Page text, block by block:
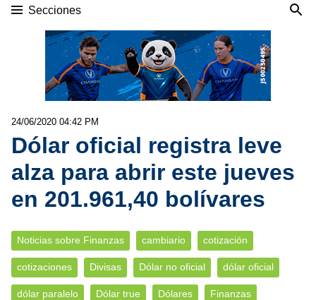
Secciones
24/06/2020 04:42 PM
Dólar oficial registra leve
alza para abrir este jueves
en 201.961,40 bolívares
Noticias sobre Finanzas cambiario cotización
cotizaciones Divisas Dólar no oficial dólar oficial
dólar paralelo Dólar true Dólares Finanzas